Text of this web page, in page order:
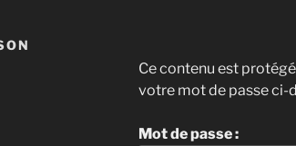
Ce contenu est
votre mot de passe ci-
Mot de passe :